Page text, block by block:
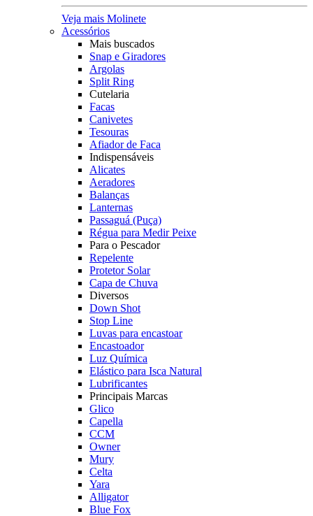
Veja mais Molinete
Acessórios
Mais buscados
Snap e Giradores
Argolas
Split Ring
Cutelaria
Facas
Canivetes
Tesouras
Afiador de Faca
Indispensáveis
Alicates
Aeradores
Balanças
Lanternas
Passaguá (Puça)
Régua para Medir Peixe
Para o Pescador
Repelente
Protetor Solar
Capa de Chuva
Diversos
Down Shot
Stop Line
Luvas para encastoar
Encastoador
Luz Química
Elástico para Isca Natural
Lubrificantes
Principais Marcas
Glico
Capella
CCM
Owner
Mury
Celta
Yara
Alligator
Blue Fox